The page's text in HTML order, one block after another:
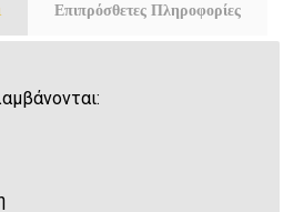
Επιπρόσθετες Πληροφορίες